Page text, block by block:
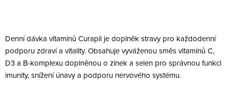
Denní dávka vitamínů Curapil je doplněk stravy pro každodenní
podporu zdraví a vitality. Obsahuje vyváženou směs vitamínů C,
D3 a B-komplexu doplněnou o zinek a selen pro správnou funkci
imunity, snížení únavy a podporu nervového systému.